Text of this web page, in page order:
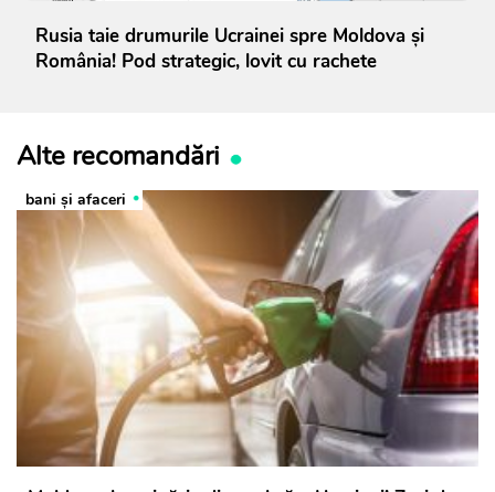
Rusia taie drumurile Ucrainei spre Moldova și
România! Pod strategic, lovit cu rachete
Alte recomandări
bani și afaceri